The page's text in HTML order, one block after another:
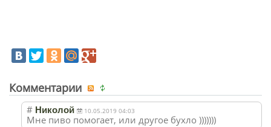
Комментарии
# Николой 10.05.2019 04:03
Мне пиво помогает, или другое бухло )))))))